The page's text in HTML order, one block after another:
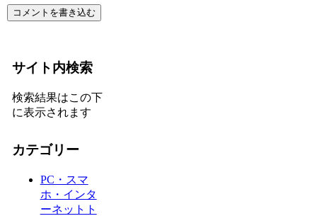
コメントを書き込む
サイト内検索
検索結果はこの下
に表示されます
カテゴリー
PC・スマ
ホ・インタ
ーネットト